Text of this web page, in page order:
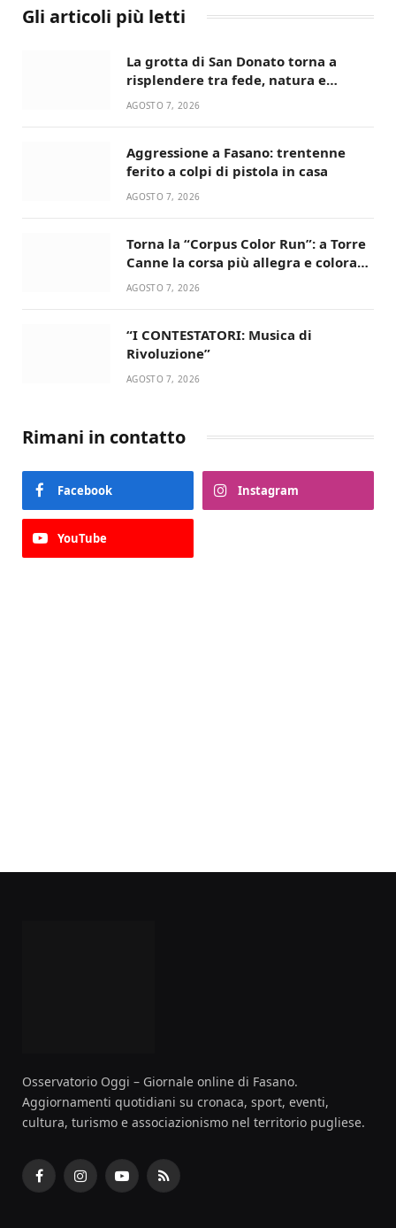
Gli articoli più letti
La grotta di San Donato torna a
risplendere tra fede, natura e
devozione
AGOSTO 7, 2026
Aggressione a Fasano: trentenne
ferito a colpi di pistola in casa
AGOSTO 7, 2026
Torna la “Corpus Color Run”: a Torre
Canne la corsa più allegra e colorata
dell’estate!
AGOSTO 7, 2026
“I CONTESTATORI: Musica di
Rivoluzione”
AGOSTO 7, 2026
Rimani in contatto
Facebook Instagram
YouTube
Osservatorio Oggi – Giornale online di Fasano.
Aggiornamenti quotidiani su cronaca, sport, eventi,
cultura, turismo e associazionismo nel territorio pugliese.
FacebookInstagramYouTubeRSS